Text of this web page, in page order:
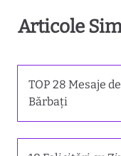
Articole
TOP 28 Mesaje
Bărbați